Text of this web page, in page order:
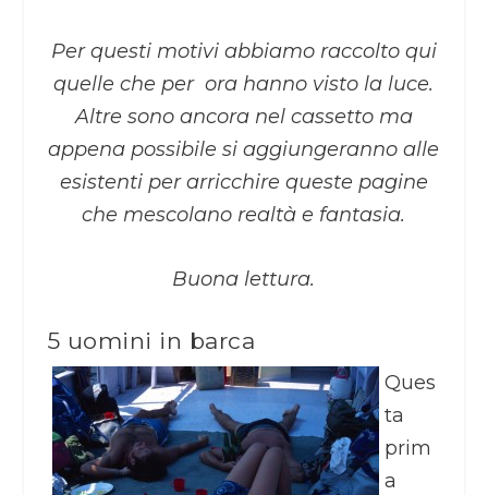
Per questi motivi abbiamo raccolto qui
quelle che per ora hanno visto la luce.
Altre sono ancora nel cassetto ma
appena possibile si aggiungeranno alle
esistenti per arricchire queste pagine
che mescolano realtà e fantasia.
Buona lettura.
5 uomini in barca
Ques
ta
prim
a